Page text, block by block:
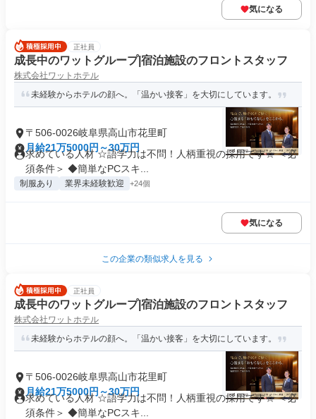
気になる
正社員
成長中のワットグループ|宿泊施設のフロントスタッフ
株式会社ワットホテル
未経験からホテルの顔へ。「温かい接客」を大切にしています。
〒506-0026岐阜県高山市花里町
月給21万5000円～30万円
求めている人材 ☆語学力は不問！人柄重視の採用です☆ ＜必
須条件＞ ◆簡単なPCスキ...
制服あり 業界未経験歓迎 +24個
気になる
この企業の類似求人を見る
正社員
成長中のワットグループ|宿泊施設のフロントスタッフ
株式会社ワットホテル
未経験からホテルの顔へ。「温かい接客」を大切にしています。
〒506-0026岐阜県高山市花里町
月給21万5000円～30万円
求めている人材 ☆語学力は不問！人柄重視の採用です☆ ＜必
須条件＞ ◆簡単なPCスキ...